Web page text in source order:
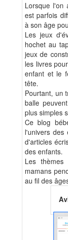
Lorsque l'on
est parfois
à son âge
Les jeux
hochet au
jeux de
les livres
enfant et le
tête.
Pourtant, un
balle
plus simples
Ce blog
l'univers des
d'articles
des enfants.
Les
mamans
au fil des